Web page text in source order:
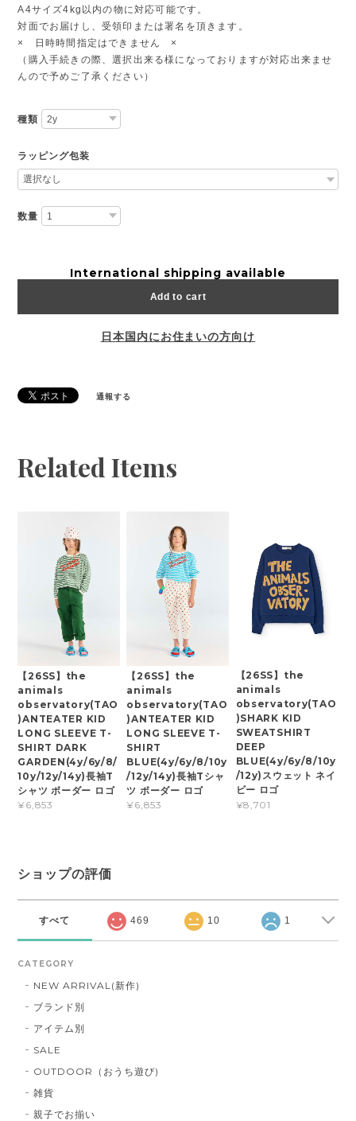
A4サイズ4kg以内の物に対応可能です。
対面でお届けし、受領印または署名を頂きます。
× 日時時間指定はできません ×
（購入手続きの際、選択出来る様になっておりますが対応出来ませ
んので予めご了承ください）
種類
ラッピング包装
数量
International shipping available
Add to cart
日本国内にお住まいの方向け
通報する
Related Items
【26SS】the
animals
observatory(TAO
)ANTEATER KID
LONG SLEEVE T-
SHIRT DARK
GARDEN(4y/6y/8/
10y/12y/14y)長袖T
シャツ ボーダー ロゴ
¥6,853
【26SS】the
animals
observatory(TAO
)ANTEATER KID
LONG SLEEVE T-
SHIRT
BLUE(4y/6y/8/10y
/12y/14y)長袖Tシャ
ツ ボーダー ロゴ
¥6,853
【26SS】the
animals
observatory(TAO
)SHARK KID
SWEATSHIRT
DEEP
BLUE(4y/6y/8/10y
/12y)スウェット ネイ
ビー ロゴ
¥8,701
ショップの評価
すべて 469 10 1
CATEGORY
NEW ARRIVAL(新作)
ブランド別
アイテム別
SALE
OUTDOOR（おうち遊び)
雑貨
親子でお揃い